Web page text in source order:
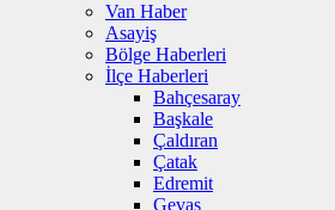
Van Haber
Asayiş
Bölge Haberleri
İlçe Haberleri
Bahçesaray
Başkale
Çaldıran
Çatak
Edremit
Gevaş